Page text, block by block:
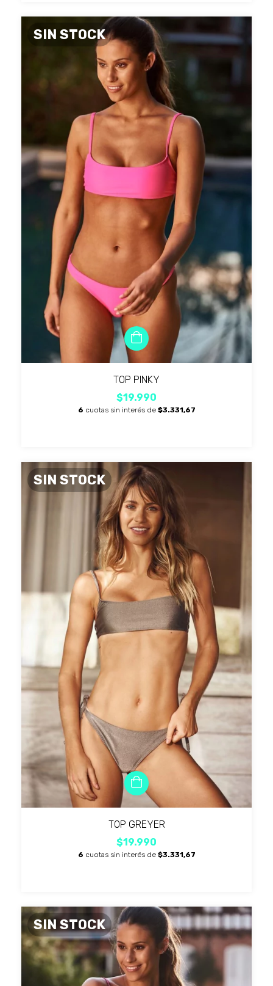
SIN STOCK
TOP PINKY
$19.990
6 cuotas sin interés de $3.331,67
SIN STOCK
TOP GREYER
$19.990
6 cuotas sin interés de $3.331,67
SIN STOCK